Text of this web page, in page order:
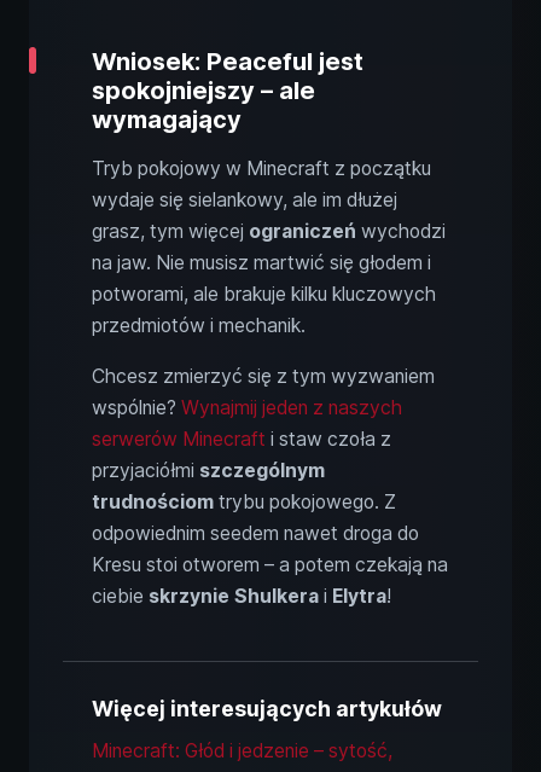
Wniosek: Peaceful jest
spokojniejszy – ale
wymagający
Tryb pokojowy w Minecraft z początku
wydaje się sielankowy, ale im dłużej
grasz, tym więcej ograniczeń wychodzi
na jaw. Nie musisz martwić się głodem i
potworami, ale brakuje kilku kluczowych
przedmiotów i mechanik.
Chcesz zmierzyć się z tym wyzwaniem
wspólnie? Wynajmij jeden z naszych
serwerów Minecraft i staw czoła z
przyjaciółmi szczególnym
trudnościom trybu pokojowego. Z
odpowiednim seedem nawet droga do
Kresu stoi otworem – a potem czekają na
ciebie skrzynie Shulkera i Elytra!
Więcej interesujących artykułów
Minecraft: Głód i jedzenie – sytość,